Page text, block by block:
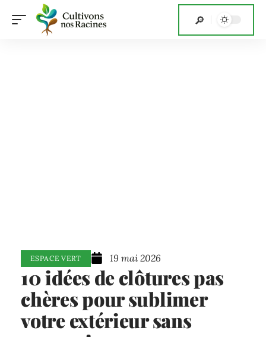
ESPACE VERT 19 mai 2026
10 idées de clôtures pas
chères pour sublimer
votre extérieur sans